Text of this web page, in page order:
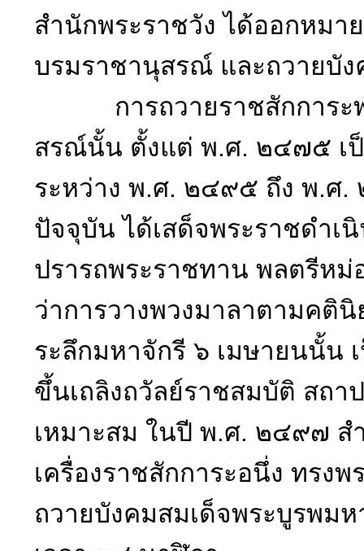
สำนักพระราชวัง ได้ออกหมา
บรมราชานุสรณ์ และถวายบั
การถวายราชสักการะพร
สรณ์นั้น ตั้งแต่ พ.ศ. ๒๔๗๕ เป็
ระหว่าง พ.ศ. ๒๔๙๕ ถึง พ.ศ.
ปัจจุบัน ได้เสด็จพระราชดำเ
ปรารถพระราชทาน พลตรีหม่
ว่าการวางพวงมาลาตามคติ
ระลึกมหาจักรี ๖ เมษายนนั้น
ขึ้นเถลิงถวัลย์ราชสมบัติ สถา
เหมาะสม ในปี พ.ศ. ๒๔๙๗ ส
เครื่องราชสักการะอนึ่ง ทรง
ถวายบังคมสมเด็จพระบูรพม